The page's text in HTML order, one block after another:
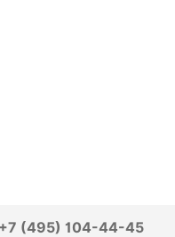
+7 (495) 104-44-45